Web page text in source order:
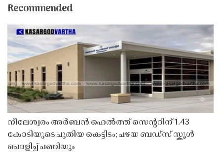
Recommended
നീലേശ്വരം അർബൻ ഹെൽത്ത് സെൻ്ററിന് 1.43
കോടിയുടെ പുതിയ കെട്ടിടം; പഴയ ബഡ്സ് സ്കൂൾ
പൊളിച്ച് പണിയും